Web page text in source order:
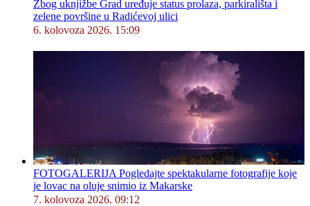
Zbog uknjižbe Grad uređuje status prolaza, parkirališta i
zelene površine u Radićevoj ulici
6. kolovoza 2026. 15:09
FOTOGALERIJA Pogledajte spektakularne fotografije koje
je lovac na oluje snimio iz Makarske
7. kolovoza 2026. 09:12